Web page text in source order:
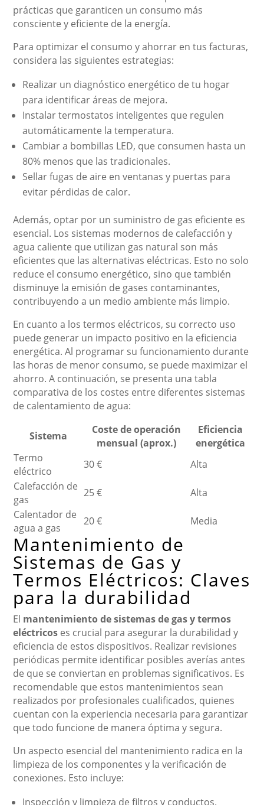
prácticas que garanticen un consumo más
consciente y eficiente de la energía.
Para optimizar el consumo y ahorrar en tus facturas,
considera las siguientes estrategias:
Realizar un diagnóstico energético de tu hogar
para identificar áreas de mejora.
Instalar termostatos inteligentes que regulen
automáticamente la temperatura.
Cambiar a bombillas LED, que consumen hasta un
80% menos que las tradicionales.
Sellar fugas de aire en ventanas y puertas para
evitar pérdidas de calor.
Además, optar por un suministro de gas eficiente es
esencial. Los sistemas modernos de calefacción y
agua caliente que utilizan gas natural son más
eficientes que las alternativas eléctricas. Esto no solo
reduce el consumo energético, sino que también
disminuye la emisión de gases contaminantes,
contribuyendo a un medio ambiente más limpio.
En cuanto a los termos eléctricos, su correcto uso
puede generar un impacto positivo en la eficiencia
energética. Al programar su funcionamiento durante
las horas de menor consumo, se puede maximizar el
ahorro. A continuación, se presenta una tabla
comparativa de los costes entre diferentes sistemas
de calentamiento de agua:
Sistema
Coste de operación
mensual (aprox.)
Eficiencia
energética
Termo
eléctrico
30 €
Alta
Calefacción de
gas
25 €
Alta
Calentador de
agua a gas
20 € Media
Mantenimiento de
Sistemas de Gas y
Termos Eléctricos: Claves
para la durabilidad
El mantenimiento de sistemas de gas y termos
eléctricos es crucial para asegurar la durabilidad y
eficiencia de estos dispositivos. Realizar revisiones
periódicas permite identificar posibles averías antes
de que se conviertan en problemas significativos. Es
recomendable que estos mantenimientos sean
realizados por profesionales cualificados, quienes
cuentan con la experiencia necesaria para garantizar
que todo funcione de manera óptima y segura.
Un aspecto esencial del mantenimiento radica en la
limpieza de los componentes y la verificación de
conexiones. Esto incluye:
Inspección y limpieza de filtros y conductos.